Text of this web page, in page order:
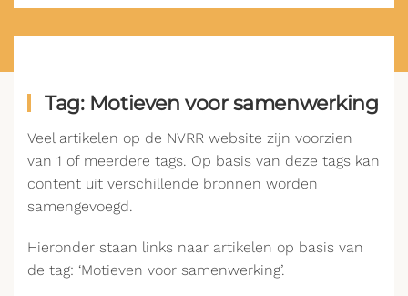
Tag: Motieven voor samenwerking
Veel artikelen op de NVRR website zijn voorzien
van 1 of meerdere tags. Op basis van deze tags kan
content uit verschillende bronnen worden
samengevoegd.
Hieronder staan links naar artikelen op basis van
de tag: ‘Motieven voor samenwerking’.